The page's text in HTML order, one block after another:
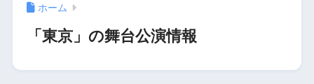
ホーム
「東京」の舞台公演情報